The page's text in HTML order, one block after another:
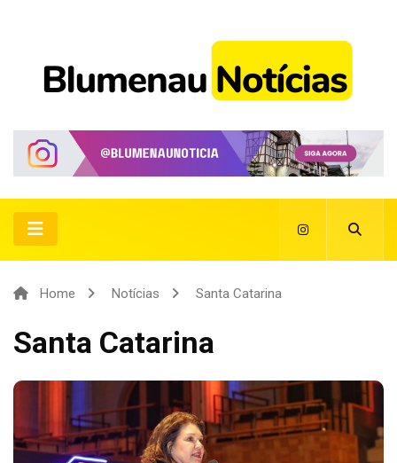
Home Notícias Santa Catarina
Santa Catarina